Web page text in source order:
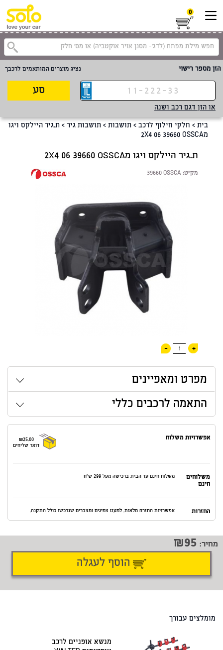
0
הזן מספר רישוי נציג מוצרים המותאמים לרכבך
סע
או הזן דגם רכב ושנה
בית > חלקי חילוף לרכב > תושבות > תושבות גיר > ת.גיר היילקס ויגו
מ2X4 06 39660 OSSCA
ת.גיר היילקס ויגו מ2X4 06 39660 OSSCA
מק"ט: 39660 OSSCA
+
1
-
מפרט ומאפיינים
התאמה לרכבים כללי
אפשרויות משלוח
₪25.00
דואר שליחים
משלוחים
חינם
משלוח חינם עד הבית ברכישה מעל 299 ש"ח
החזרות אפשרויות החזרה מלאות. למעט צמיגים ומצברים שנרכשו כולל התקנה.
שתף דיווח על טעות
מחיר: 95
הוסף לעגלה
מומלצים עבורך
מנשא אופניים לרכב